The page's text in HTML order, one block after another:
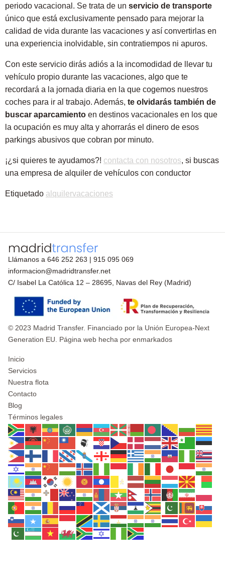
periodo vacacional. Se trata de un servicio de transporte
único que está exclusivamente pensado para mejorar la
calidad de vida durante las vacaciones y así convertirlas en
una experiencia inolvidable, sin contratiempos ni apuros.
Con este servicio dirás adiós a la incomodidad de llevar tu
vehículo propio durante las vacaciones, algo que te
recordará a la jornada diaria en la que cogemos nuestros
coches para ir al trabajo. Además, te olvidarás también de
buscar aparcamiento en destinos vacacionales en los que
la ocupación es muy alta y ahorrarás el dinero de esos
parkings abusivos que cobran por minuto.
¡¿si quieres te ayudamos?! contacta con nosotros, si buscas
una empresa de alquiler de vehículos con conductor
Etiquetado alquilervacaciones
Llámanos a 646 252 263 | 915 095 069
informacion@madridtransfer.net
C/ Isabel La Católica 12 – 28695, Navas del Rey (Madrid)
© 2023 Madrid Transfer. Financiado por la Unión Europea-Next
Generation EU. Página web hecha por enmarkados
Inicio
Servicios
Nuestra flota
Contacto
Blog
Términos legales